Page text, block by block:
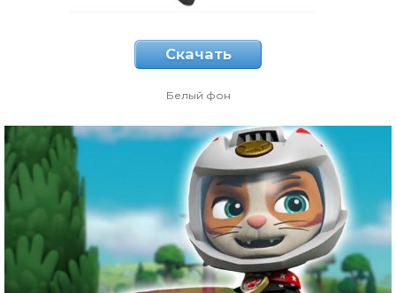
Скачать
Белый фон